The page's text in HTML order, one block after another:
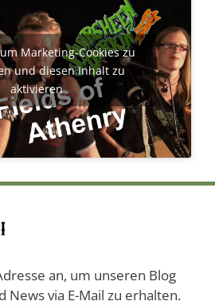
Marketing-Cookies zu
und diesen Inhalt zu
aktivieren
an, um unseren Blog
News via E-Mail zu erhalten.